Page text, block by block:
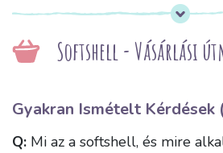
Softshell - Vásárlási
Gyakran Ismételt Kérdések
Q: Mi az a softshell, és mire